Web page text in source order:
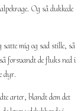
Og så dukkede
mig og sad stille, så
forsvandt de fluks ned i
dyr.
arter, blandt dem det